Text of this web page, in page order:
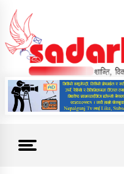
content
News For Nepal